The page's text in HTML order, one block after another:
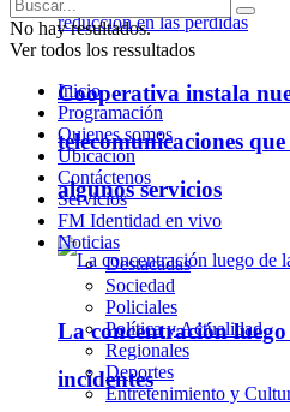
Cooperativa instala
telecomunicaciones
algunos servicios
La concentración
incidentes
No hay resultados.
Ver todos los ressultados
Inicio
Programación
Quienes somos
Ubicación
Contáctenos
Servicios
FM Identidad en vivo
Noticias
Destacadas
Sociedad
Policiales
Política y Actualidad
Regionales
Deportes
Entretenimiento y